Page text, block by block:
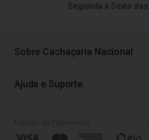
Segunda à Sexta
Sobre Cachaçaria Nacional
Ajuda e Suporte